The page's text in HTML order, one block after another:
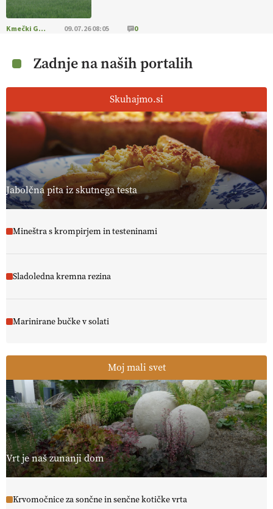
Kmečki Glas 09.07.26 08:05 0
Zadnje na naših portalih
Skuhajmo.si
Jabolčna pita iz skutnega testa
Mineštra s krompirjem in testeninami
Sladoledna kremna rezina
Marinirane bučke v solati
Moj mali svet
Vrt je naš zunanji dom
Krvomočnice za sončne in senčne kotičke vrta